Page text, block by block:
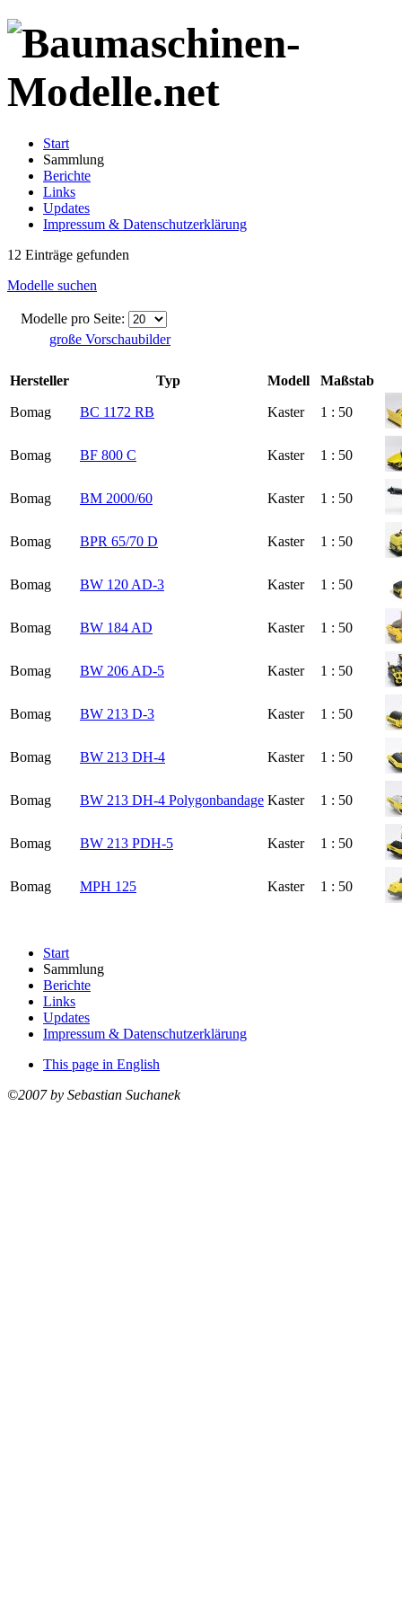
Start
Sammlung
Berichte
Links
Updates
Impressum & Datenschutzerklärung
12 Einträge gefunden
Modelle suchen
Modelle pro Seite:
große Vorschaubilder
Hersteller Typ Modell Maßstab
Bomag BC 1172 RB Kaster 1 : 50
Bomag BF 800 C Kaster 1 : 50
Bomag BM 2000/60 Kaster 1 : 50
Bomag BPR 65/70 D Kaster 1 : 50
Bomag BW 120 AD-3 Kaster 1 : 50
Bomag BW 184 AD Kaster 1 : 50
Bomag BW 206 AD-5 Kaster 1 : 50
Bomag BW 213 D-3 Kaster 1 : 50
Bomag BW 213 DH-4 Kaster 1 : 50
Bomag BW 213 DH-4 Polygonbandage Kaster 1 : 50
Bomag BW 213 PDH-5 Kaster 1 : 50
Bomag MPH 125 Kaster 1 : 50
Start
Sammlung
Berichte
Links
Updates
Impressum & Datenschutzerklärung
This page in English
©2007 by Sebastian Suchanek